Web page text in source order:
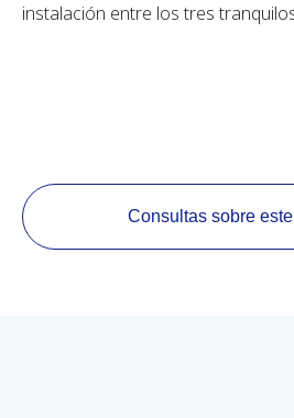
instalación entre los tres
Consultas sobre